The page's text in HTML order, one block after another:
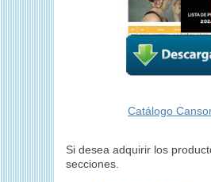
Catálogo
Si desea adquirir los
secciones.